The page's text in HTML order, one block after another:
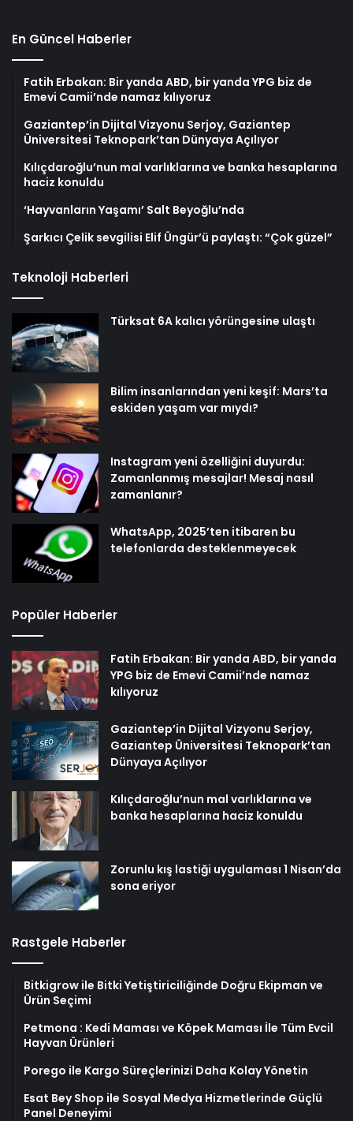
En Güncel Haberler
Fatih Erbakan: Bir yanda ABD, bir yanda YPG biz de
Emevi Camii’nde namaz kılıyoruz
Gaziantep’in Dijital Vizyonu Serjoy, Gaziantep
Üniversitesi Teknopark’tan Dünyaya Açılıyor
Kılıçdaroğlu’nun mal varlıklarına ve banka hesaplarına
haciz konuldu
‘Hayvanların Yaşamı’ Salt Beyoğlu’nda
Şarkıcı Çelik sevgilisi Elif Üngür’ü paylaştı: “Çok güzel”
Teknoloji Haberleri
Türksat 6A kalıcı yörüngesine ulaştı
Bilim insanlarından yeni keşif: Mars’ta
eskiden yaşam var mıydı?
Instagram yeni özelliğini duyurdu:
Zamanlanmış mesajlar! Mesaj nasıl
zamanlanır?
WhatsApp, 2025’ten itibaren bu
telefonlarda desteklenmeyecek
Popüler Haberler
Fatih Erbakan: Bir yanda ABD, bir yanda
YPG biz de Emevi Camii’nde namaz
kılıyoruz
Gaziantep’in Dijital Vizyonu Serjoy,
Gaziantep Üniversitesi Teknopark’tan
Dünyaya Açılıyor
Kılıçdaroğlu’nun mal varlıklarına ve
banka hesaplarına haciz konuldu
Zorunlu kış lastiği uygulaması 1 Nisan’da
sona eriyor
Rastgele Haberler
Bitkigrow ile Bitki Yetiştiriciliğinde Doğru Ekipman ve
Ürün Seçimi
Petmona : Kedi Maması ve Köpek Maması İle Tüm Evcil
Hayvan Ürünleri
Porego ile Kargo Süreçlerinizi Daha Kolay Yönetin
Esat Bey Shop ile Sosyal Medya Hizmetlerinde Güçlü
Panel Deneyimi